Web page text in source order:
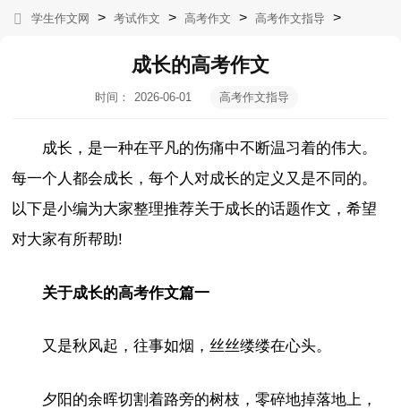
学生作文网 > 考试作文 > 高考作文 > 高考作文指导 >
成长的高考作文
时间：
2026-06-01
高考作文指导
成长，是一种在平凡的伤痛中不断温习着的伟大。
每一个人都会成长，每个人对成长的定义又是不同的。
以下是小编为大家整理推荐关于成长的话题作文，希望
对大家有所帮助!
关于成长的高考作文篇一
又是秋风起，往事如烟，丝丝缕缕在心头。
夕阳的余晖切割着路旁的树枝，零碎地掉落地上，